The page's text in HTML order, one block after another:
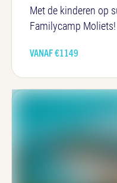
Met de kinderen op
Familycamp Moliets!
VANAF €1149